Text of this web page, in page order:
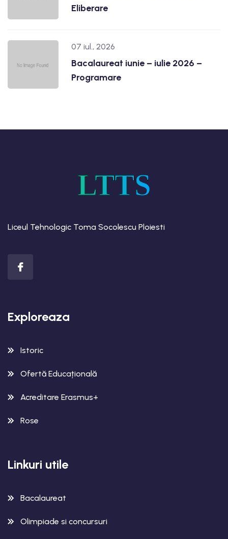
Eliberare
07 iul., 2026
Bacalaureat iunie – iulie 2026 –
Programare
LTTS
Liceul Tehnologic Toma Socolescu Ploiesti
Exploreaza
Istoric
Ofertă Educațională
Acreditare Erasmus+
Rose
Linkuri utile
Bacalaureat
Olimpiade si concursuri